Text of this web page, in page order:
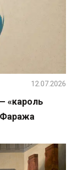
«кароль
Фаража
12.07.2026